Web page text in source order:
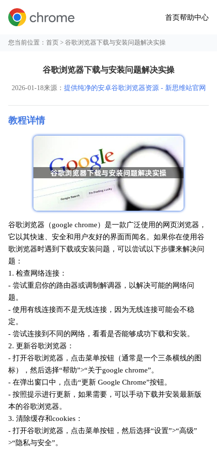
首页帮助中心
您当前位置：首页 > 谷歌浏览器下载与安装问题解决实操
谷歌浏览器下载与安装问题解决实操
2026-01-18来源： 提供纯净的安卓谷歌浏览器资源 - 新思维站官网
教程详情
谷歌浏览器（google chrome）是一款广泛使用的网页浏览器，
它以其快速、安全和用户友好的界面而闻名。如果你在使用谷
歌浏览器时遇到下载或安装问题，可以尝试以下步骤来解决问
题：
1. 检查网络连接：
- 尝试重启你的路由器或调制解调器，以解决可能的网络问
题。
- 使用有线连接而不是无线连接，因为无线连接可能会不稳
定。
- 尝试连接到不同的网络，看看是否能够成功下载和安装。
2. 更新谷歌浏览器：
- 打开谷歌浏览器，点击菜单按钮（通常是一个三条横线的图
标），然后选择“帮助”>“关于google chrome”。
- 在弹出窗口中，点击“更新 Google Chrome”按钮。
- 按照提示进行更新，如果需要，可以手动下载并安装最新版
本的谷歌浏览器。
3. 清除缓存和cookies：
- 打开谷歌浏览器，点击菜单按钮，然后选择“设置”>“高级”
>“隐私与安全”。